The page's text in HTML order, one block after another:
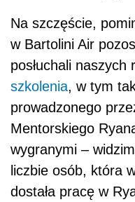
Na szczęście,
w Bartolini Air
posłuchali naszych
szkolenia, w tym
prowadzonego
Mentorskiego
wygranymi –
liczbie osób, która
dostała pracę w